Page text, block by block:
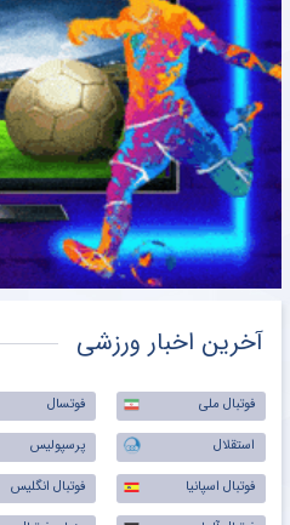
آخرین اخبار ورزشی
فوتبال ملی فوتسال
استقلال
پرسپولیس
فوتبال اسپانیا
فوتبال انگلیس